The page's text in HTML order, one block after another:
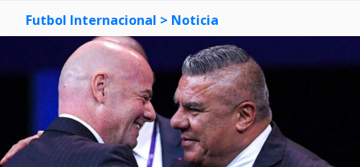
Futbol Internacional > Noticia